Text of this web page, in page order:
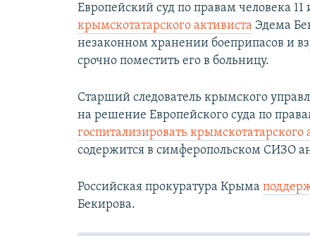
Европейский суд по правам человека
крымскотатарского активиста Эдема
незаконном хранении боеприпасов и
срочно поместить его в больницу.
Старший следователь крымского
на решение Европейского суда по
госпитализировать крымскотатарского
содержится в симферопольском СИЗО
Российская прокуратура Крыма
Бекирова.